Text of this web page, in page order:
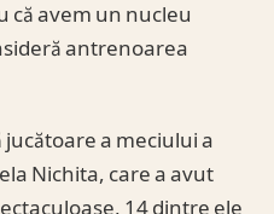
că avem un nucleu
antrenoarea
a meciului a
Nichita, care a avut